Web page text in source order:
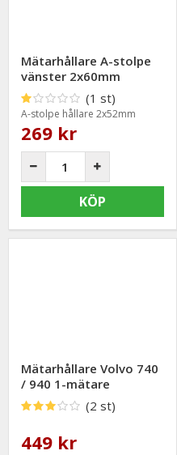
Mätarhållare A-stolpe
vänster 2x60mm
(1 st)
A-stolpe hållare 2x52mm
269 kr
KÖP
Mätarhållare Volvo 740
/ 940 1-mätare
(2 st)
449 kr